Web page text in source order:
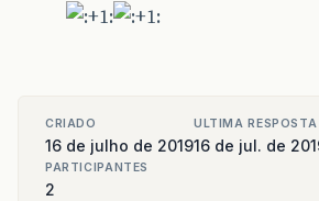
CRIADO
16 de julho de 2019
ULTIMA RESPOSTA
16 de jul. de
PARTICIPANTES
2